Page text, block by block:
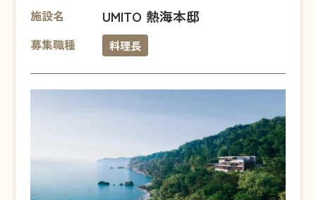
施設名
UMITO 熱海本邸
募集職種 料理長